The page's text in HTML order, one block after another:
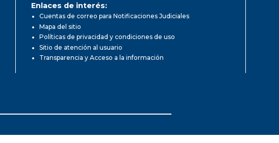
Enlaces de interés:
Cuentas de correo para Notificaciones Judiciales
Mapa del sitio
Políticas de privacidad y condiciones de uso
Sitio de atención al usuario
Transparencia y Acceso a la información